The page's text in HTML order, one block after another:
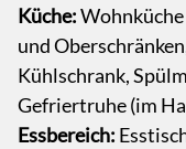
Küche:
und
Kühlschrank,
Gefriertruhe (im
Essbereich: